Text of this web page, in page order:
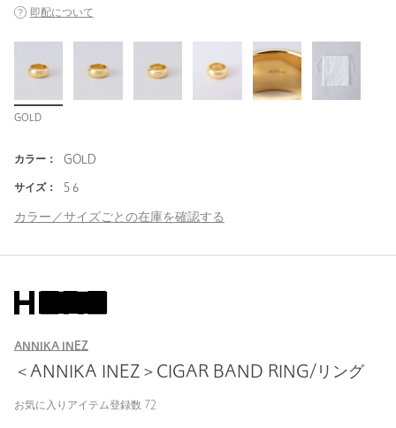
即配について
GOLD
カラー： GOLD
サイズ： 5 6
カラー／サイズごとの在庫を確認する
ANNIKA INEZ
＜ANNIKA INEZ＞CIGAR BAND RING/リング
お気に入りアイテム登録数 72